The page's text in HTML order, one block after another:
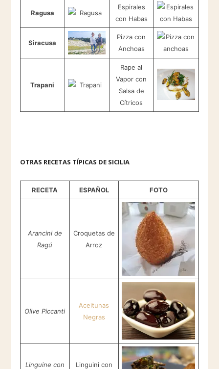
Ragusa
Espirales
con Habas
Siracusa
Pizza con
Anchoas
Trapani
Rape al
Vapor con
Salsa de
Cítricos
OTRAS RECETAS TÍPICAS DE SICILIA
RECETA ESPAÑOL FOTO
Arancini de
Ragú
Croquetas de
Arroz
Olive Piccanti
Aceitunas
Negras
Linguine con
Linguini con